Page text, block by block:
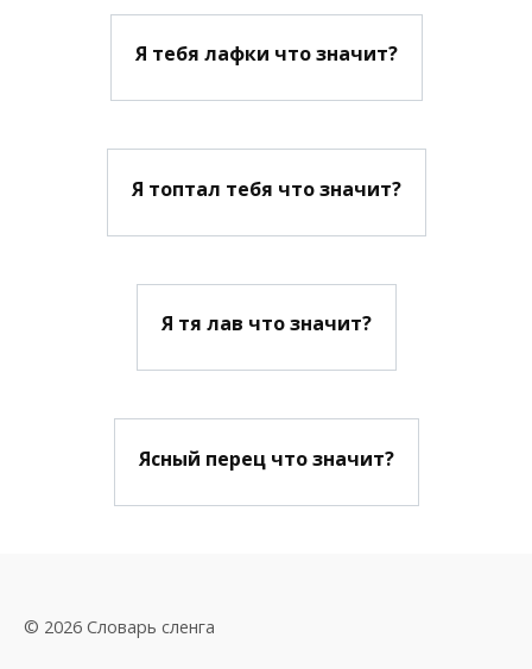
Я тебя лафки что значит?
Я топтал тебя что значит?
Я тя лав что значит?
Ясный перец что значит?
© 2026 Словарь сленга